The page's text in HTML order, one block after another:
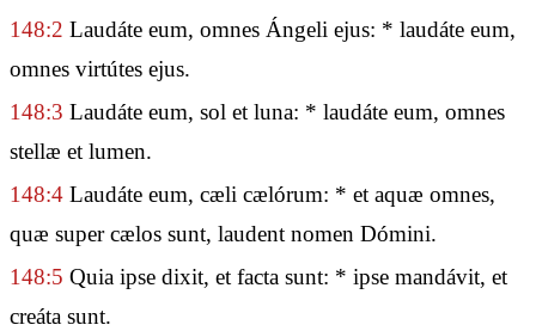
148:2 Laudáte eum, omnes Ángeli ejus: * laudáte eum,
omnes virtútes ejus.
148:3 Laudáte eum, sol et luna: * laudáte eum, omnes
stellæ et lumen.
148:4 Laudáte eum, cæli cælórum: * et aquæ omnes,
quæ super cælos sunt, laudent nomen Dómini.
148:5 Quia ipse dixit, et facta sunt: * ipse mandávit, et
creáta sunt.